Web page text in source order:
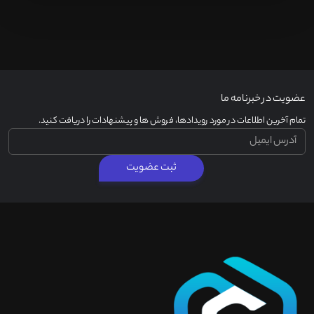
عضویت در خبرنامه ما
تمام آخرین اطلاعات در مورد رویدادها، فروش ها و پیشنهادات را دریافت کنید.
ثبت عضویت